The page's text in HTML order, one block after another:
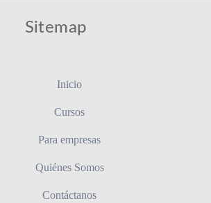
Sitemap
Inicio
Cursos
Para empresas
Quiénes Somos
Contáctanos